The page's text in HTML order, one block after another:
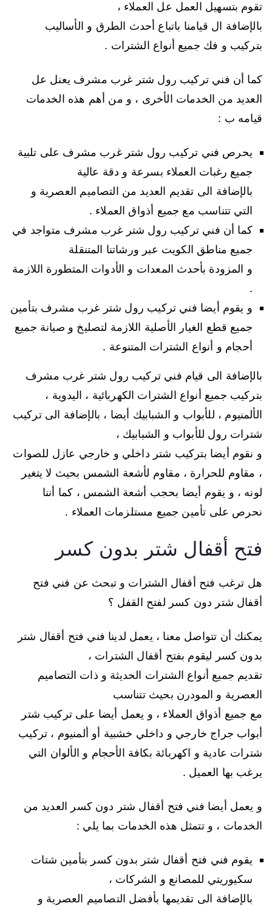
تقوم بتسهيل العمل عل العملاء ،
بالإضافة ال قيامنا باتباع أحدث الطرق و الأساليب
بتركيب و فك جميع أنواع الشترات .
كما أن فني تركيب رول شتر غرب مشرف يعنل عل
العديد من الخدمات الأخرى ، و من أهم هذه الخدمات
قيامه ب :
يحرص فني تركيب رول شتر غرب مشرف على تلبية
جميع رغبات العملاء بسرعة و دقة عالية
بالإضافة الى تقديم العديد من التصاميم العصرية و
التي تتناسب مع جميع أذواق العملاء .
كما أن فني تركيب رول شتر غرب مشرف متواجد في
جميع مناطق الكويت عبر ورشاتنا المتنقلة
و المزودة بأحدث المعدات و الأدوات المتطورة اللازمة
.
و يقوم أيضا فني تركيب رول شتر غرب مشرف بتأمين
جميع قطع الغيار الأصلية اللازمة لتصليخ و صيانة جميع
أحجام و أنواع الشترات المتنوعة .
بالإضافة الى قيام فني تركيب رول شتر غرب مشرف
بتركيب جميع أنواع الشترات الكهربائية ، اليدوية ،
الألمنيوم ، للأبواب و الشبابيك أيضا ، بالإضافة الى تركيب
شترات رول للأبواب و الشبابيك ،
و نقوم أيضا بتركيب شتر داخلي و خارجي عازل للصوات
، مقاوم للحرارة ، مقاوم لأشعة الشمس بحيث لا يتغير
لونه ، و يقوم أيضا بحجب أشعة الشمس ، كما أننا
نحرص على تأمين جميع مستلزمات العملاء .
فتح أقفال شتر بدون كسر
هل ترغب فتح أقفال الشترات و تبحث عن فني فتح
أقفال شتر دون كسر لفتح القفل ؟
يمكنك أن تتواصل معنا ، يعمل لدينا فني فتح أقفال شتر
بدون كسر ليقوم بفتح أقفال الشترات ،
تقديم جميع أنواع الشترات الحديثة و ذات التصاميم
العصرية و المودرن بحيث تتناسب
مع جميع أذواق العملاء ، و يعمل أيضا على تركيب شتر
أبواب جراج خارجي و داخلي خشبية أو ألمنيوم ، تركيب
شترات عادية و اكهربائة بكافة الأحجام و الألوان التي
يرغب بها العميل .
و يعمل أيضا فني فتح أقفال شتر دون كسر العديد من
الخدمات ، و تتمثل هذه الخدمات بما يلي :
يقوم فني فتح أقفال شتر بدون كسر بتأمين شتات
سكيوريتي للمصانع و الشركات ،
بالإضافة الى تقديمها بأفضل التصاميم العصرية و